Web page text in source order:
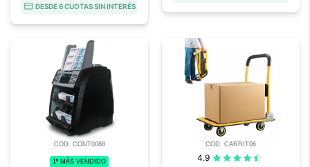
DESDE 6 CUOTAS SIN INTERÉS
COD. CONT0088
1º MÁS VENDIDO
COD. CARRIT06
4.9